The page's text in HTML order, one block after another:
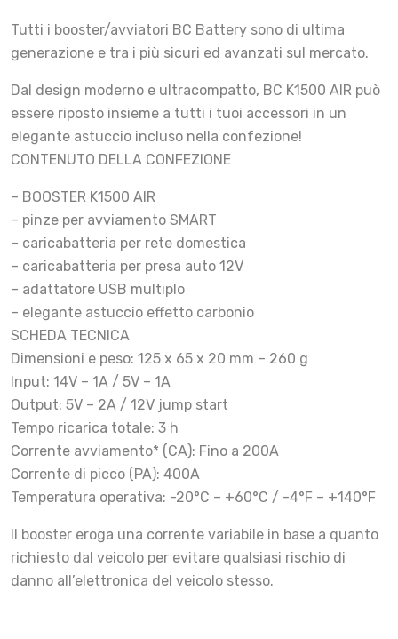
Tutti i booster/avviatori BC Battery sono di ultima
generazione e tra i più sicuri ed avanzati sul mercato.
Dal design moderno e ultracompatto, BC K1500 AIR può
essere riposto insieme a tutti i tuoi accessori in un
elegante astuccio incluso nella confezione!
CONTENUTO DELLA CONFEZIONE
– BOOSTER K1500 AIR
– pinze per avviamento SMART
– caricabatteria per rete domestica
– caricabatteria per presa auto 12V
– adattatore USB multiplo
– elegante astuccio effetto carbonio
SCHEDA TECNICA
Dimensioni e peso: 125 x 65 x 20 mm – 260 g
Input: 14V – 1A / 5V – 1A
Output: 5V – 2A / 12V jump start
Tempo ricarica totale: 3 h
Corrente avviamento* (CA): Fino a 200A
Corrente di picco (PA): 400A
Temperatura operativa: -20°C – +60°C / -4°F – +140°F
Il booster eroga una corrente variabile in base a quanto
richiesto dal veicolo per evitare qualsiasi rischio di
danno all’elettronica del veicolo stesso.